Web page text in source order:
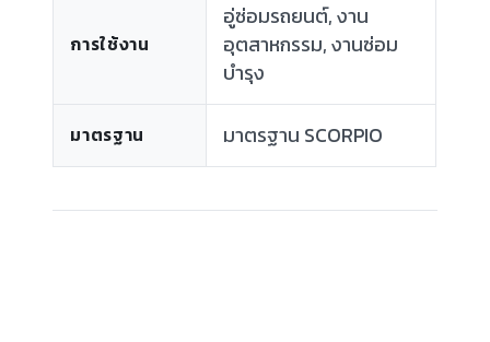
การใช้งาน
อู่ซ่อมรถยนต์, งาน
อุตสาหกรรม, งานซ่อม
บำรุง
มาตรฐาน มาตรฐาน SCORPIO